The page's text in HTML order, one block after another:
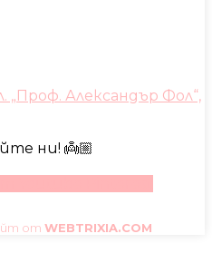
„Проф. Александър Фол“,
ни! 👼🏼
от WEBTRIXIA.COM